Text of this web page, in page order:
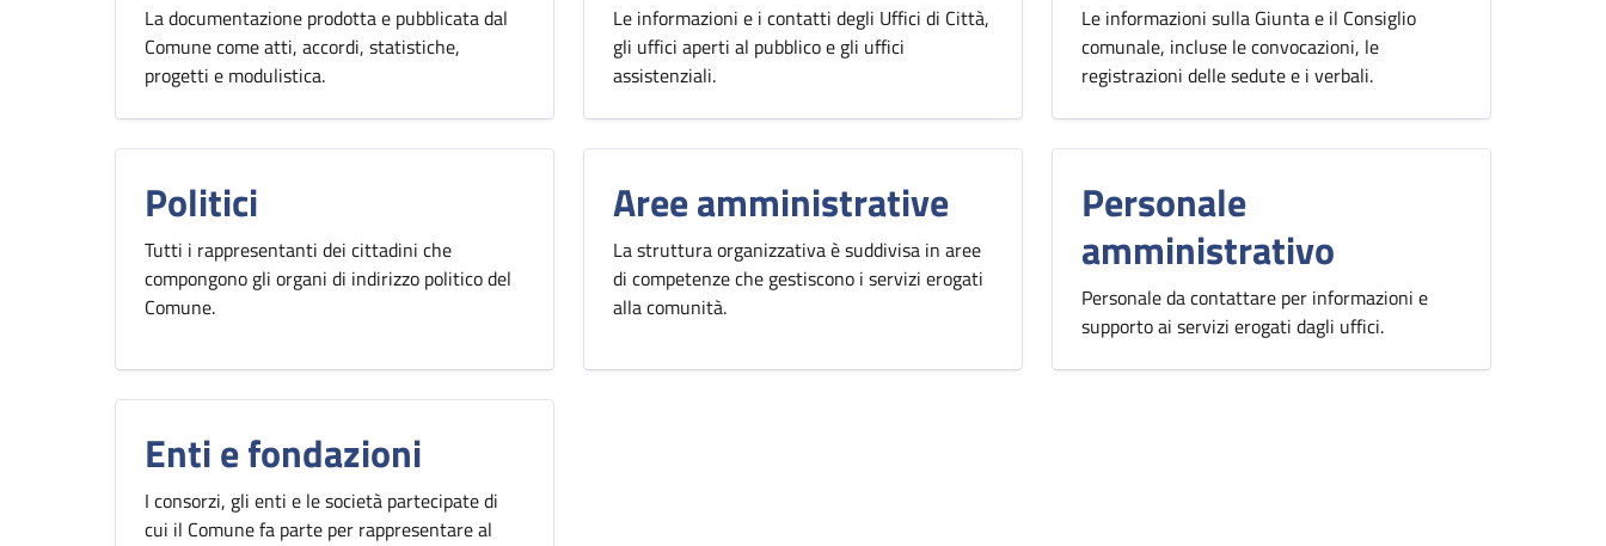
La documentazione prodotta e pubblicata dal
Comune come atti, accordi, statistiche,
progetti e modulistica.
Le informazioni e i contatti degli Uffici di Città,
gli uffici aperti al pubblico e gli uffici
assistenziali.
Le informazioni sulla Giunta e il Consiglio
comunale, incluse le convocazioni, le
registrazioni delle sedute e i verbali.
Politici
Tutti i rappresentanti dei cittadini che
compongono gli organi di indirizzo politico del
Comune.
Aree amministrative
La struttura organizzativa è suddivisa in aree
di competenze che gestiscono i servizi erogati
alla comunità.
Personale
amministrativo
Personale da contattare per informazioni e
supporto ai servizi erogati dagli uffici.
Enti e fondazioni
I consorzi, gli enti e le società partecipate di
cui il Comune fa parte per rappresentare al